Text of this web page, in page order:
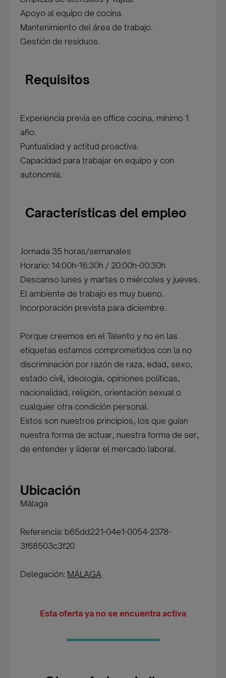
Apoyo al equipo de cocina.
Mantenimiento del área de trabajo.
Gestión de residuos.
Requisitos
Experiencia previa en office cocina, mínimo 1
año.
Puntualidad y actitud proactiva.
Capacidad para trabajar en equipo y con
autonomía.
Características del empleo
Jornada 35 horas/semanales
Horario: 14:00h-16:30h / 20:00h-00:30h
Descanso lunes y martes o miércoles y jueves.
El ambiente de trabajo es muy bueno.
Incorporación prevista para diciembre.
Porque creemos en el Talento y no en las
etiquetas estamos comprometidos con la no
discriminación por razón de raza, edad, sexo,
estado civil, ideología, opiniones políticas,
nacionalidad, religión, orientación sexual o
cualquier otra condición personal.
Estos son nuestros principios, los que guían
nuestra forma de actuar, nuestra forma de ser,
de entender y liderar el mercado laboral.
Ubicación
Málaga
Referencia: b65dd221-04e1-0054-2378-
3f68503c3f20
Delegación: MÁLAGA
Esta oferta ya no se encuentra activa